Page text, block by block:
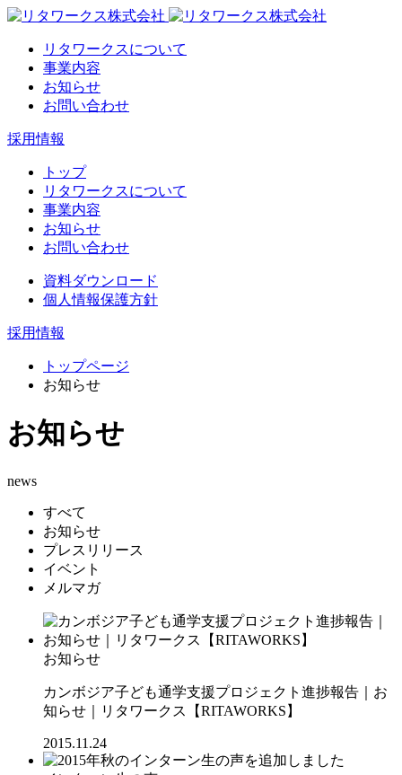
リタワークスについて
事業内容
お知らせ
お問い合わせ
採用情報
トップ
リタワークスについて
事業内容
お知らせ
お問い合わせ
資料ダウンロード
個人情報保護方針
採用情報
トップページ
お知らせ
お知らせ
news
すべて
お知らせ
プレスリリース
イベント
メルマガ
お知らせ
カンボジア子ども通学支援プロジェクト進捗報告｜お
知らせ｜リタワークス【RITAWORKS】
2015.11.24